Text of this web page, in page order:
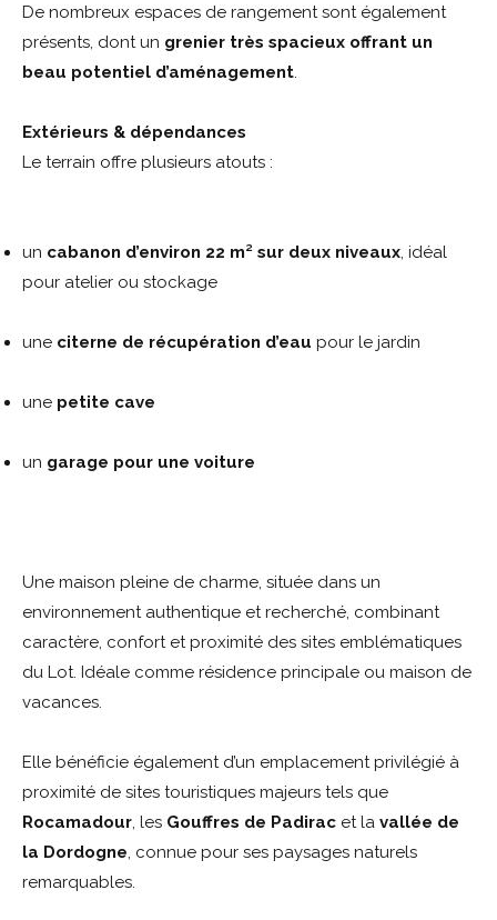
De nombreux espaces de rangement sont également
présents, dont un grenier très spacieux offrant un
beau potentiel d’aménagement
Extérieurs & dépendances
Le terrain offre plusieurs atouts :
un cabanon d’environ 22 m² sur deux niveaux , idéal
pour atelier ou stockage
une citerne de récupération d’eau pour le jardin
une petite cave
un garage pour une voiture
Une maison pleine de charme, située dans un
environnement authentique et recherché, combinant
caractère, confort et proximité des sites emblématiques
du Lot. Idéale comme résidence principale ou maison de
vacances.
Elle bénéficie également d’un emplacement privilégié à
proximité de sites touristiques majeurs tels que
Rocamadour , les Gouffres de Padirac et la vallée de
la Dordogne , connue pour ses paysages naturels
remarquables.